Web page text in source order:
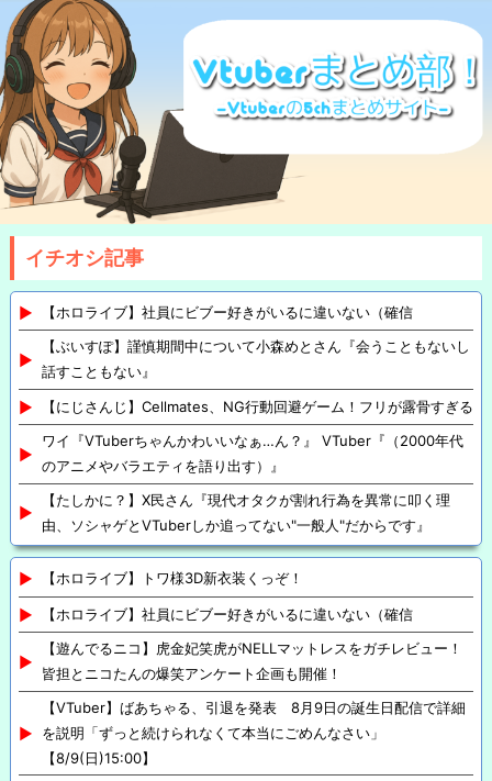
イチオシ記事
【ホロライブ】社員にビブー好きがいるに違いない（確信
【ぶいすぽ】謹慎期間中について小森めとさん『会うこともないし
話すこともない』
【にじさんじ】Cellmates、NG行動回避ゲーム！フリが露骨すぎる
ワイ『VTuberちゃんかわいいなぁ…ん？』 VTuber『（2000年代
のアニメやバラエティを語り出す）』
【たしかに？】X民さん『現代オタクが割れ行為を異常に叩く理
由、ソシャゲとVTuberしか追ってない"一般人"だからです』
【ホロライブ】トワ様3D新衣装くっぞ！
【ホロライブ】社員にビブー好きがいるに違いない（確信
【遊んでるニコ】虎金妃笑虎がNELLマットレスをガチレビュー！
皆担とニコたんの爆笑アンケート企画も開催！
【VTuber】ばあちゃる、引退を発表 8月9日の誕生日配信で詳細
を説明「ずっと続けられなくて本当にごめんなさい」
【8/9(日)15:00】